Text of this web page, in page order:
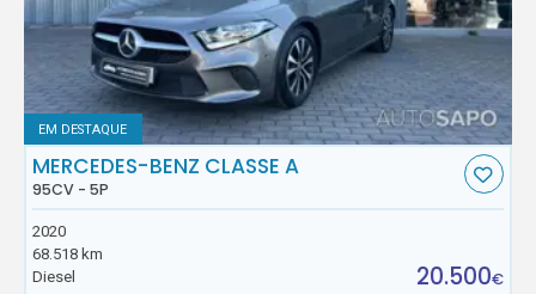
EM DESTAQUE
MERCEDES-BENZ CLASSE A
95CV - 5P
2020
68.518 km
Diesel
20.500€